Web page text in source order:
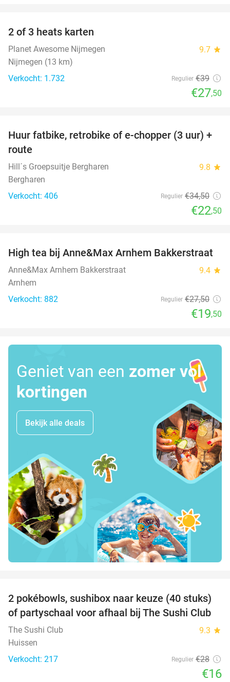
2 of 3 heats karten
Planet Awesome Nijmegen 9.7 star
Nijmegen (13 km)
Verkocht: 1.732
Regulier €39
€27,50
35%
Huur fatbike, retrobike of e-chopper (3 uur) +
route
Hill´s Groepsuitje Bergharen 9.8 star
Bergharen
Verkocht: 406
Regulier €34,50
€22,50
29%
High tea bij Anne&Max Arnhem Bakkerstraat
Anne&Max Arnhem Bakkerstraat 9.4 star
Arnhem
Verkocht: 882
Regulier €27,50
€19,50
Geniet van een zomer vol
kortingen
Bekijk alle deals
43%
2 pokébowls, sushibox naar keuze (40 stuks)
of partyschaal voor afhaal bij The Sushi Club
The Sushi Club 9.3 star
Huissen
Verkocht: 217
Regulier €28
€16